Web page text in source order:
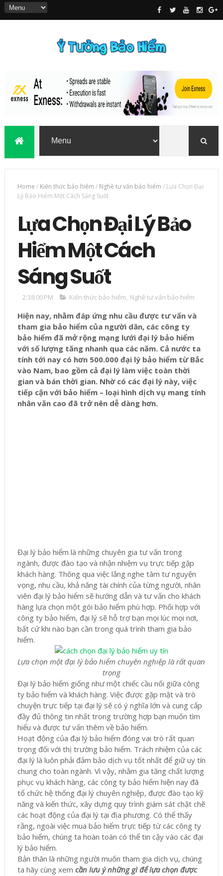
Home / Kiến thức bảo hiểm / Nghề tư vấn bảo hiểm / Lựa Chọn Đại
Lý Bảo Hiểm Một Cách Sáng Suốt
Lựa Chọn Đại Lý Bảo
Hiểm Một Cách
Sáng Suốt
2:38:00 PM Kiến thức bảo hiểm, Nghề tư vấn bảo hiểm
Hiện nay, nhằm đáp ứng nhu cầu được tư vấn và
tham gia bảo hiểm của người dân, các công ty
bảo hiểm đã mở rộng mạng lưới đại lý bảo hiểm
với số lượng tăng nhanh qua các năm. Cả nước ta
tính tới nay có hơn 500.000 đại lý bảo hiểm từ Bắc
vào Nam, bao gồm cả đại lý làm việc toàn thời
gian và bán thời gian. Nhờ có các đại lý này, việc
tiếp cận với bảo hiểm – loại hình dịch vụ mang tính
nhân văn cao đã trở nên dễ dàng hơn.
Đại lý bảo hiểm là những chuyên gia tư vấn trong
ngành, được đào tạo và nhận nhiệm vụ trực tiếp gặp
khách hàng. Thông qua việc lắng nghe tâm tư nguyện
vọng, nhu cầu, khả năng tài chính của từng người, nhân
viên đại lý bảo hiểm sẽ hướng dẫn và tư vấn cho khách
hàng lựa chọn một gói bảo hiểm phù hợp. Phối hợp với
công ty bảo hiểm, đại lý sẽ hỗ trợ bạn mọi lúc mọi nơi,
bất cứ khi nào bạn cần trong quá trình tham gia bảo
hiểm.
Lựa chọn một đại lý bảo hiểm chuyên nghiệp là rất quan
trọng
Đại lý bảo hiểm giống như một chiếc cầu nối giữa công
ty bảo hiểm và khách hàng. Việc được gặp mặt và trò
chuyện trực tiếp tại đại lý sẽ có ý nghĩa lớn và cung cấp
đầy đủ thông tin nhất trong trường hợp bạn muốn tìm
hiểu và được tư vấn thêm về bảo hiểm.
Hoạt động của đại lý bảo hiểm đóng vai trò rất quan
trọng đối với thị trường bảo hiểm. Trách nhiệm của các
đại lý là luôn phải đảm bảo dịch vụ tốt nhất để giữ uy tín
chung cho toàn ngành. Vì vậy, nhằm gia tăng chất lượng
phục vụ khách hàng, các công ty bảo hiểm hiện nay đã
tổ chức hệ thống đại lý chuyên nghiệp, được đào tạo kỹ
năng và kiến thức, xây dựng quy trình giám sát chặt chẽ
các hoạt động của đại lý tại địa phương. Có thể thấy
rằng, ngoài việc mua bảo hiểm trực tiếp từ các công ty
bảo hiểm, chúng ta hoàn toàn có thể tin cậy vào các đại
lý bảo hiểm.
Bản thân là những người muốn tham gia dịch vụ, chúng
ta hãy cùng xem cần lưu ý những gì để lựa chọn được